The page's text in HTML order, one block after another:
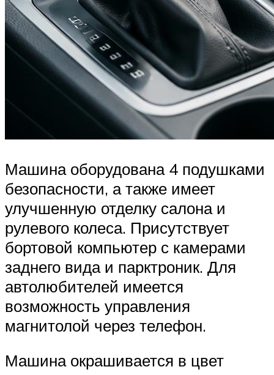
Машина оборудована 4 подушками
безопасности, а также имеет
улучшенную отделку салона и
рулевого колеса. Присутствует
бортовой компьютер с камерами
заднего вида и парктроник. Для
автолюбителей имеется
возможность управления
магнитолой через телефон.
Машина окрашивается в цвет